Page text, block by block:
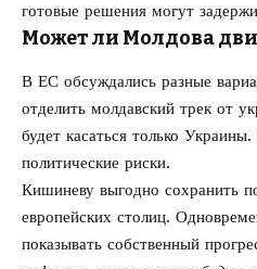
готовые решения могут
Может ли Молдова
В ЕС обсуждались разные
отделить молдавский трек от
будет касаться только
политические риски.
Кишиневу выгодно сохранить
европейских столиц.
показывать собственный